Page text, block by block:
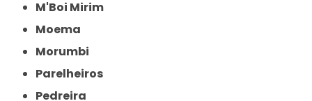
M'Boi Mirim
Moema
Morumbi
Parelheiros
Pedreira